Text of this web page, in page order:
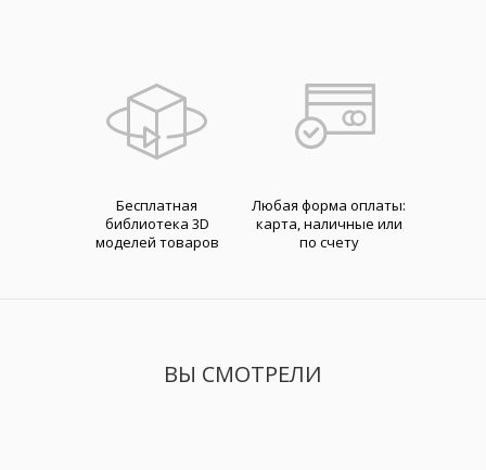
Бесплатная
библиотека 3D
моделей товаров
Любая форма оплаты:
карта, наличные или
по счету
ВЫ СМОТРЕЛИ